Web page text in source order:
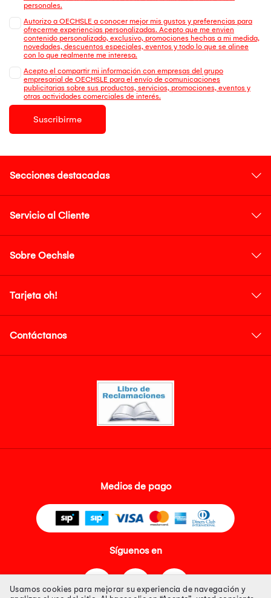
personales.
Autorizo a OECHSLE a conocer mejor mis gustos y preferencias para
ofrecerme experiencias personalizadas. Acepto que me envien
contenido personalizado, exclusivo, promociones hechas a mi medida,
novedades, descuentos especiales, eventos y todo lo que se alinee
con lo que realmente me interesa.
Acepto el compartir mi información con empresas del grupo
empresarial de OECHSLE para el envío de comunicaciones
publicitarias sobre sus productos, servicios, promociones, eventos y
otras actividades comerciales de interés.
Suscribirme
Secciones destacadas
Servicio al Cliente
Sobre Oechsle
Tarjeta oh!
Contáctanos
Medios de pago
Síguenos en
Usamos cookies para mejorar su experiencia de navegación y